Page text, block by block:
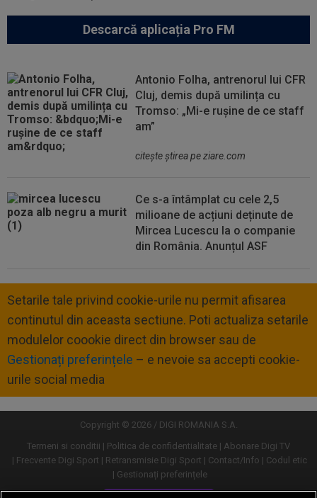
Descarcă aplicația Pro FM
Antonio Folha, antrenorul lui CFR
Cluj, demis după umilința cu
Tromso: „Mi-e rușine de ce staff
am”
citeşte ştirea pe ziare.com
Ce s-a întâmplat cu cele 2,5
milioane de acțiuni deținute de
Mircea Lucescu la o companie
din România. Anunțul ASF
Setarile tale privind cookie-urile nu permit afisarea
continutul din aceasta sectiune. Poti actualiza setarile
modulelor coookie direct din browser sau de
Gestionați preferințele – e nevoie sa accepti cookie-
urile social media
Copyright © 2026 / DIGI ROMANIA S.A.
Termeni si conditii
Politica de confidentialitate
Abonare Digi TV
Frecvente Digi Sport
Retransmisie Digi Sport Contact/Info
Codul etic
Gestionați preferințele